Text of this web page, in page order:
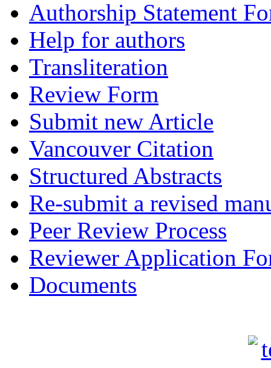
Authorship Statement
Help for authors
Transliteration
Review Form
Submit new Article
Vancouver Citation
Structured Abstracts
Re-submit a revised
Peer Review Process
Reviewer Application
Documents